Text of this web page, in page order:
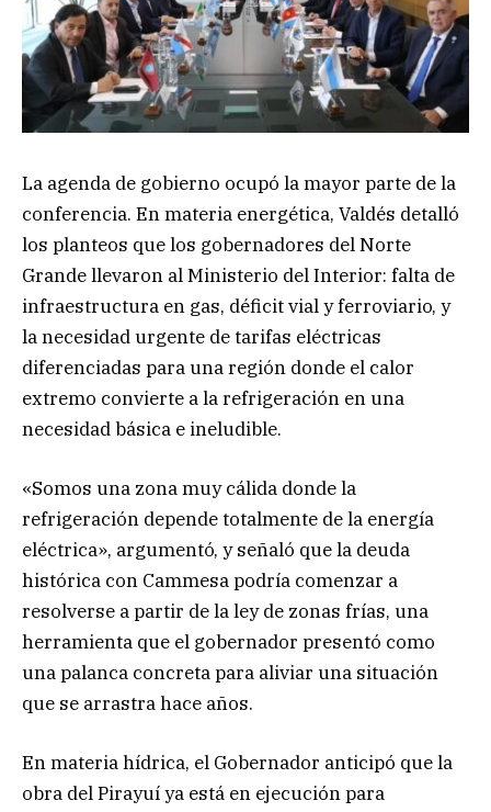
La agenda de gobierno ocupó la mayor parte de la
conferencia. En materia energética, Valdés detalló
los planteos que los gobernadores del Norte
Grande llevaron al Ministerio del Interior: falta de
infraestructura en gas, déficit vial y ferroviario, y
la necesidad urgente de tarifas eléctricas
diferenciadas para una región donde el calor
extremo convierte a la refrigeración en una
necesidad básica e ineludible.
«Somos una zona muy cálida donde la
refrigeración depende totalmente de la energía
eléctrica», argumentó, y señaló que la deuda
histórica con Cammesa podría comenzar a
resolverse a partir de la ley de zonas frías, una
herramienta que el gobernador presentó como
una palanca concreta para aliviar una situación
que se arrastra hace años.
En materia hídrica, el Gobernador anticipó que la
obra del Pirayuí ya está en ejecución para